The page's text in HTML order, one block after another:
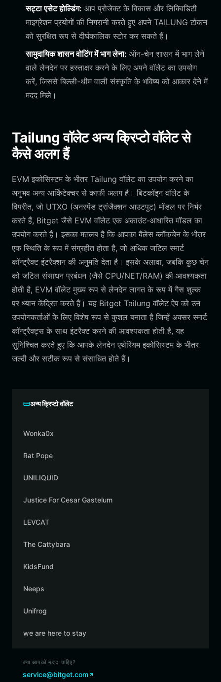
सट्टा एसेट होल्डिंग: आप प्रोजेक्ट के विकास और लिक्विडिटी
माइग्रेशन प्रयोगों की निगरानी करते हुए अपने TAILUNG टोकन
को सुरक्षित रूप से दीर्घकालिक स्टोर कर सकते हैं।
सामुदायिक शासन वोटिंग में भाग लेना: ऑन-चेन शासन में भाग लेने
वाले लेनदेन पर हस्ताक्षर करने के लिए अपने वॉलेट का उपयोग
करें, जिससे बिल्ली-थीम वाली संस्कृति के भविष्य को आकार देने में
मदद मिले।
Tailung वॉलेट अन्य क्रिप्टो वॉलेट से
कैसे अलग हैं
EVM इकोसिस्टम के भीतर Tailung वॉलेट का उपयोग करने का
अनुभव अन्य आर्किटेक्चर से काफी अलग है। बिटकॉइन वॉलेट के
विपरीत, जो UTXO (अनस्पेंड ट्रांजैक्शन आउटपुट) मॉडल पर निर्भर
करते हैं, Bitget जैसे EVM वॉलेट एक अकाउंट-आधारित मॉडल का
उपयोग करते हैं। इसका मतलब है कि आपका बैलेंस ब्लॉकचेन के भीतर
एक स्थिति के रूप में संग्रहीत होता है, जो अधिक जटिल स्मार्ट
कॉन्ट्रैक्ट इंटरैक्शन की अनुमति देता है। इसके अलावा, जबकि कुछ चेन
को जटिल संसाधन प्रबंधन (जैसे CPU/NET/RAM) की आवश्यकता
होती है, EVM वॉलेट मुख्य रूप से लेनदेन लागत के रूप में गैस शुल्क
पर ध्यान केंद्रित करते हैं। यह Bitget Tailung वॉलेट ऐप को उन
उपयोगकर्ताओं के लिए विशेष रूप से कुशल बनाता है जिन्हें अक्सर स्मार्ट
कॉन्ट्रैक्ट्स के साथ इंटरैक्ट करने की आवश्यकता होती है, यह
सुनिश्चित करते हुए कि आपके लेनदेन एथेरियम इकोसिस्टम के भीतर
जल्दी और सटीक रूप से संसाधित होते हैं।
अन्य क्रिप्टो वॉलेट
Wonka0x
Rat Pope
UNILIQUID
Justice For Cesar Gastelum
LEVCAT
The Cattybara
KidsFund
Neeps
Unifrog
we are here to stay
क्या आपको मदद चाहिए?
service@bitget.com